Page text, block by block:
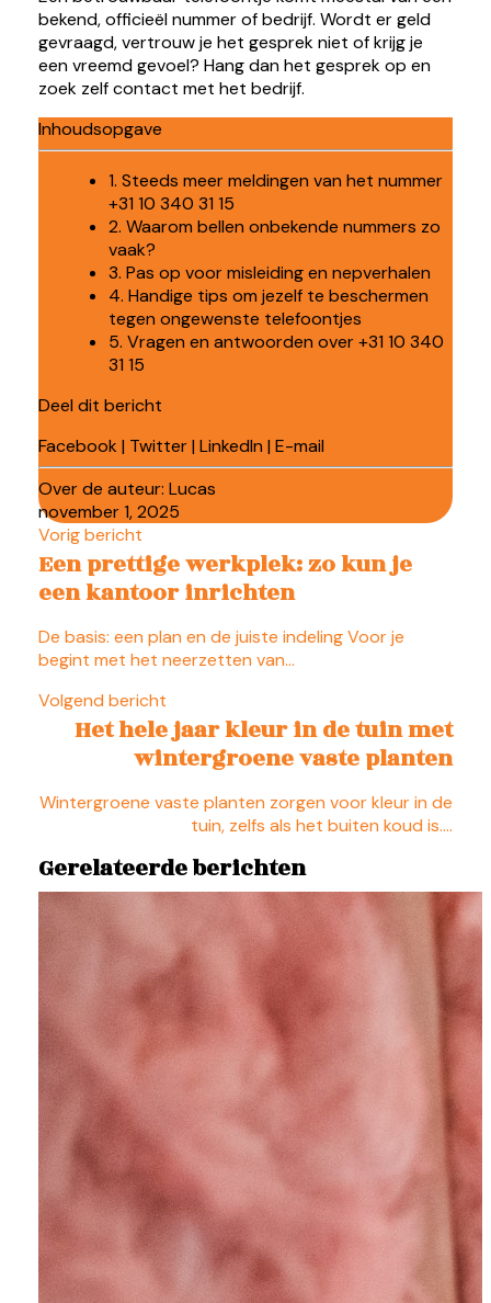
bekend, officieël nummer of bedrijf. Wordt er geld
gevraagd, vertrouw je het gesprek niet of krijg je
een vreemd gevoel? Hang dan het gesprek op en
zoek zelf contact met het bedrijf.
Inhoudsopgave
1. Steeds meer meldingen van het nummer
+31 10 340 31 15
2. Waarom bellen onbekende nummers zo
vaak?
3. Pas op voor misleiding en nepverhalen
4. Handige tips om jezelf te beschermen
tegen ongewenste telefoontjes
5. Vragen en antwoorden over +31 10 340
31 15
Deel dit bericht
Facebook| Twitter| LinkedIn | E-mail
Over de auteur: Lucas
november 1, 2025
Vorig bericht
Een prettige werkplek: zo kun je
een kantoor inrichten
De basis: een plan en de juiste indeling Voor je
begint met het neerzetten van…
Volgend bericht
Het hele jaar kleur in de tuin met
wintergroene vaste planten
Wintergroene vaste planten zorgen voor kleur in de
tuin, zelfs als het buiten koud is.…
Gerelateerde berichten